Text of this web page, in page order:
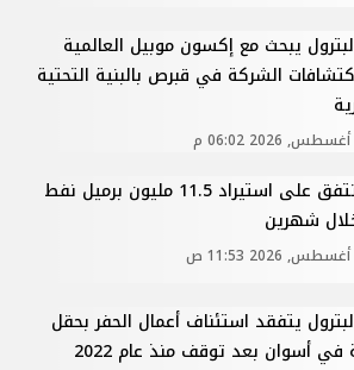
يبحث مع إكسون موبيل العالمية
الشركة في قبرص بالبنية التحتية
مصر تتفق على استيراد 11.5 مليون برميل نفط
شهرين
يتفقد استئناف أعمال الحفر بحقل
في أسوان بعد توقف منذ عام 2022